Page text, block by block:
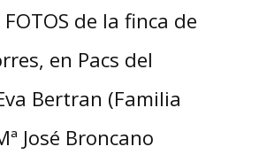
de la finca de
en Pacs del
Bertran (Familia
José Broncano